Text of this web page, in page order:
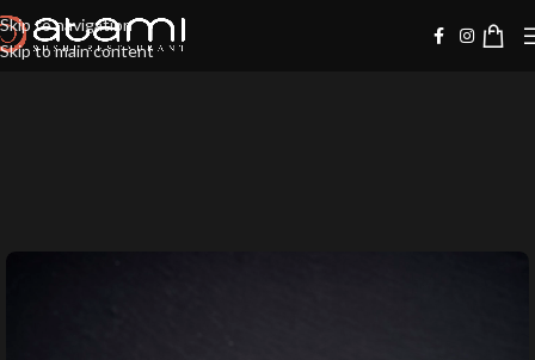
Skip to navigation
Skip to main content